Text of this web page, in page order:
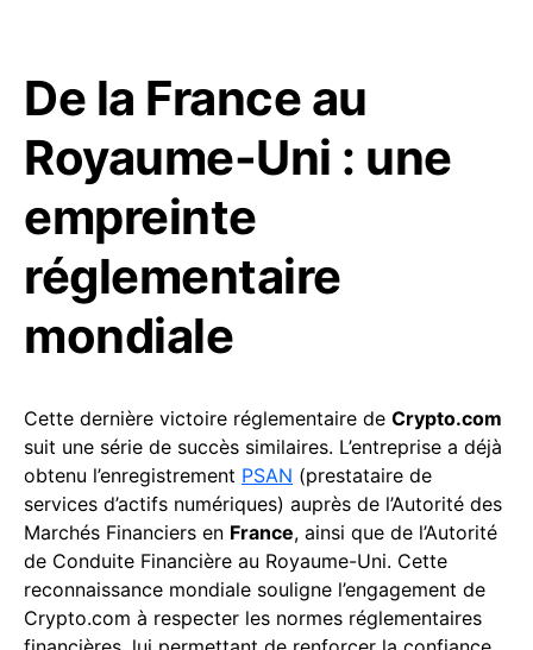
De la France au
Royaume-Uni : une
empreinte
réglementaire
mondiale
Cette dernière victoire réglementaire de Crypto.com
suit une série de succès similaires. L’entreprise a déjà
obtenu l’enregistrement PSAN (prestataire de
services d’actifs numériques) auprès de l’Autorité des
Marchés Financiers en France, ainsi que de l’Autorité
de Conduite Financière au Royaume-Uni. Cette
reconnaissance mondiale souligne l’engagement de
Crypto.com à respecter les normes réglementaires